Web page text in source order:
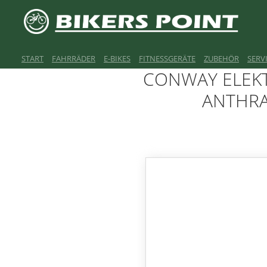
START FAHRRÄDER E-BIKES FITNESSGERÄTE ZUBEHÖR
CONWAY